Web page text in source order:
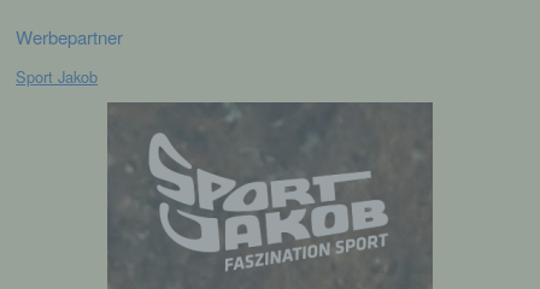
Werbepartner
Sport Jakob
Nutzern die Verwendung unserer Internetseite zu
Cookies verwendet, muss beispielsweise nicht bei
jedem Besuch der Internetseite erneut seine
Zugangsdaten eingeben, weil dies von der
Internetseite und dem auf dem Computersystem
des Benutzers abgelegten Cookie übernommen
wird. Ein weiteres Beispiel ist das Cookie eines
Warenkorbes im Online-Shop. Der Online-Shop
merkt sich die Artikel, die ein Kunde in den
virtuellen Warenkorb gelegt hat, über ein Cookie.